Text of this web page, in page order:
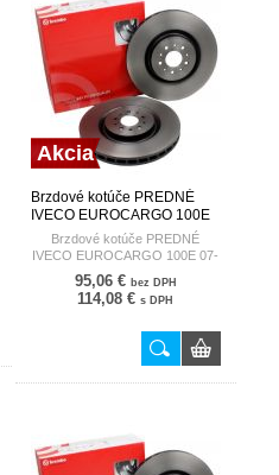
Akcia
Brzdové kotúče PREDNÉ
IVECO EUROCARGO 100E
07- BREMBO
Brzdové kotúče PREDNÉ
IVECO EUROCARGO 100E 07-
95,06 € bez DPH
114,08 € s DPH